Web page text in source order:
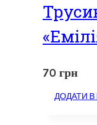
70 грн
ДОДАТИ